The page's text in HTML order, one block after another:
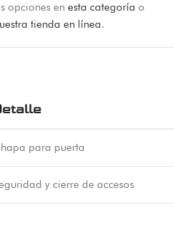
opciones en esta categoría o
tienda en línea.
para puerta
y cierre de accesos